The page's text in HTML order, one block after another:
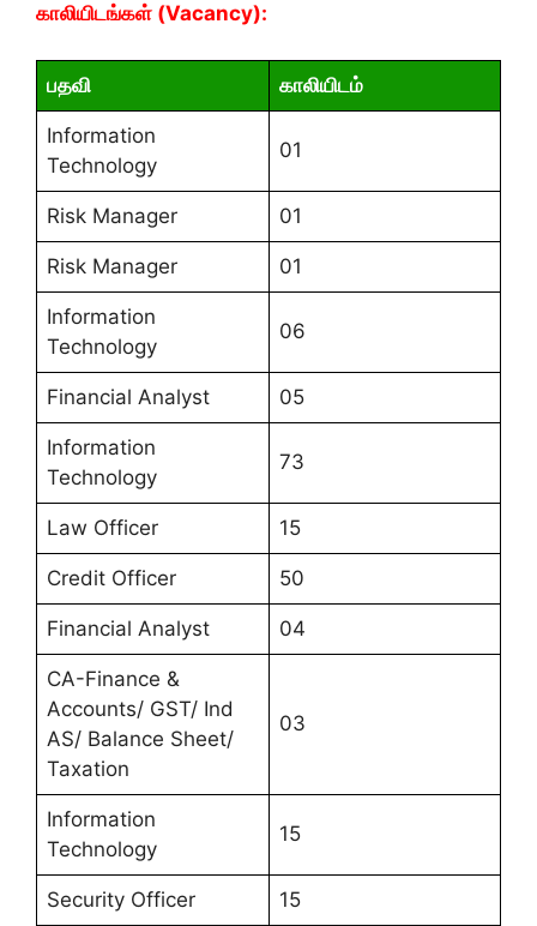
காலியிடங்கள் (Vacancy):
பதவி காலியிடம்
Information
Technology
01
Risk Manager 01
Risk Manager 01
Information
Technology
06
Financial Analyst 05
Information
Technology
73
Law Officer 15
Credit Officer 50
Financial Analyst 04
CA-Finance &
Accounts/ GST/ Ind
AS/ Balance Sheet/
Taxation
03
Information
Technology
15
Security Officer 15